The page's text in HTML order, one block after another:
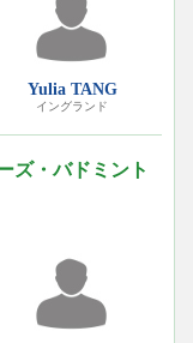
Yulia TANG
イングランド
ズ・バドミント